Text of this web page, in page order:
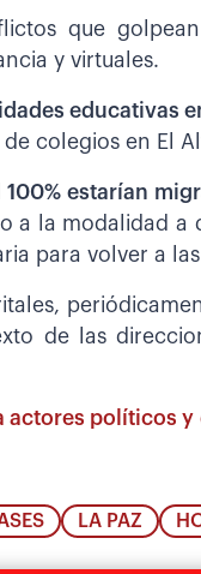
que
y virtuales.
educativas
colegios en El
100% estarían
a la modalidad a
para volver a
de las
actores políticos
LA PAZ